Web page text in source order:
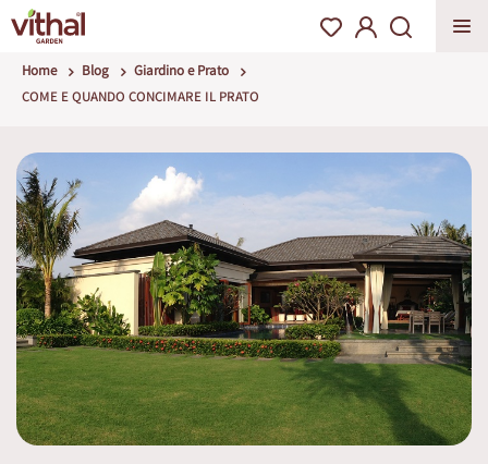
Home Blog
Giardino e Prato
COME E QUANDO CONCIMARE IL PRATO